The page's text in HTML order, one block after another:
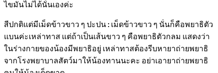
ไขมันไม่ได้นั่นเองค่ะ
สีปกติแต่มีเม็ดข้าวขาว ๆ ปะปน : เม็ดข้าวขาว ๆ นั่นก็คือพยาธิตัว
แบนค่ะเหล่าทาส แต่ถ้าเป็นเส้นขาว ๆ คือพยาธิตัวกลม แสดงว่า
ในร่างกายของน้องมีพยาธิอยู่ เหล่าทาสต้องรีบหายาถ่ายพยาธิ
จากโรงพยาบาลสัตว์มาให้น้องทานนะคะ อย่าเอายาถ่ายพยาธิ